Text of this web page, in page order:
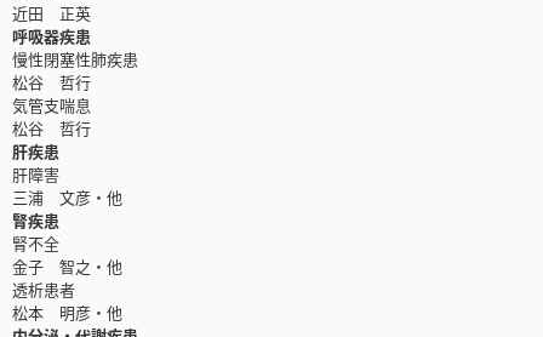
近田 正英
呼吸器疾患
慢性閉塞性肺疾患
松谷 哲行
気管支喘息
松谷 哲行
肝疾患
肝障害
三浦 文彦・他
腎疾患
腎不全
金子 智之・他
透析患者
松本 明彦・他